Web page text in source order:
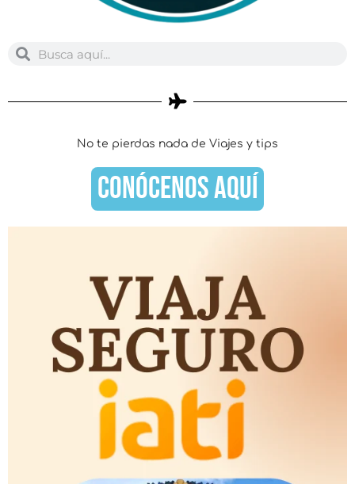
BuscarBuscar
No te pierdas nada de Viajes y tips
CONÓCENOS AQUÍ